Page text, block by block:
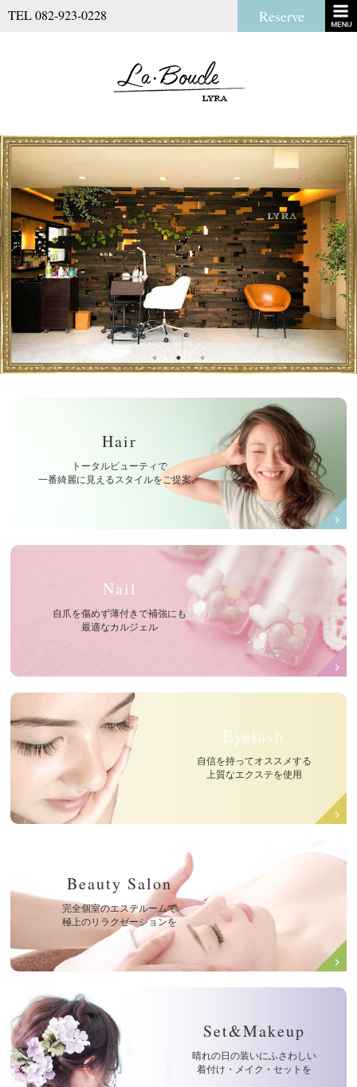
TEL 082-923-0228 Reserve
Hair
トータルビューティで
一番綺麗に見えるスタイルをご提案。
Nail
自爪を傷めず薄付きで補強にも
最適なカルジェル
Eyelash
自信を持ってオススメする
上質なエクステを使用
Beauty Salon
完全個室のエステルームで
極上のリラクゼーションを
Set&Makeup
晴れの日の装いにふさわしい
着付け・メイク・セットを